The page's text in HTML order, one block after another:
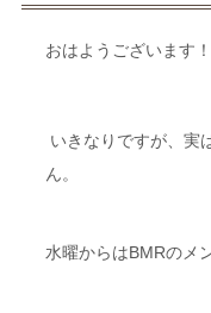
おはようございます！
いきなりですが、実
ん。
水曜からはBMRのメ